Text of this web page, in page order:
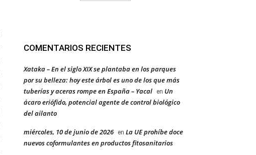
COMENTARIOS RECIENTES
Xataka – En el siglo XIX se plantaba en los parques
por su belleza: hoy este árbol es uno de los que más
tuberías y aceras rompe en España – Yacal
en Un
ácaro eriófido, potencial agente de control biológico
del ailanto
miércoles, 10 de junio de 2026 en La UE prohíbe doce
nuevos coformulantes en productos fitosanitarios